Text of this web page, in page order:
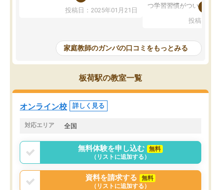
を開いてzoomを繋げるようになりまし
た！5科目なんでもOKなのもとても気
めて1年ほどだった今では平均点以上の
科目が増えてきました！あと1年受験ま
であるので無料の週末教室を使用しな
がら頑張って欲しいと思います！
投稿日：2025年01月21日
つ学習習慣がついてきま
指導が無い日も予定表
問できるのでとても助か
投稿日：
家庭教師のガンバの口コミをもっとみる
板荷駅の教室一覧
オンライン校 詳しく見る
対応エリア 全国
無料体験を申し込む
無料
（リストに追加する）
資料を請求する
無料
（リストに追加する）